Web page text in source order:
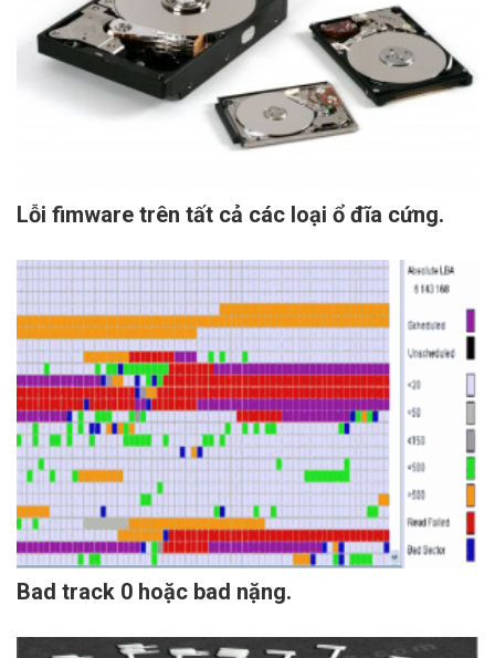
Lỗi fimware trên tất cả các loại ổ đĩa cứng.
Bad track 0 hoặc bad nặng.